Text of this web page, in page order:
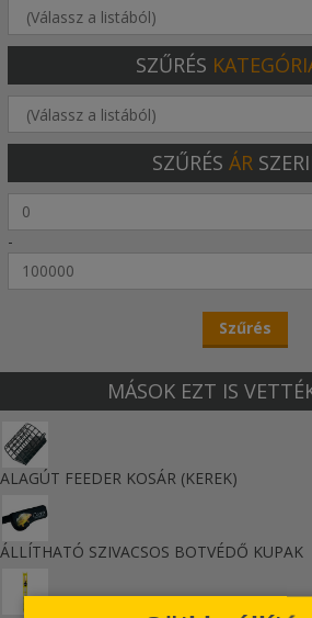
SZŰRÉS
SZŰRÉS ÁR
-
MÁSOK EZT IS
ALAGÚT FEEDER KOSÁR (KEREK)
ÁLLÍTHATÓ SZIVACSOS BOTVÉDŐ KUPAK